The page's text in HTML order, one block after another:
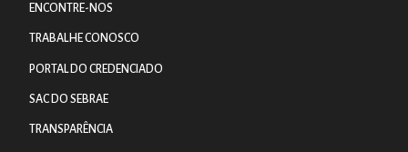
ENCONTRE-NOS
TRABALHE CONOSCO
PORTAL DO CREDENCIADO
SAC DO SEBRAE
TRANSPARÊNCIA